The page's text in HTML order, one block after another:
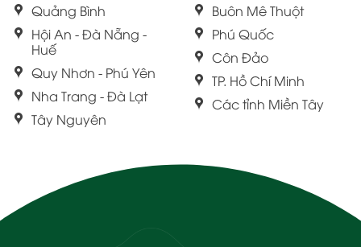
Quảng Bình
Hội An - Đà Nẵng -
Huế
Quy Nhơn - Phú Yên
Nha Trang - Đà Lạt
Tây Nguyên
Buôn Mê Thuột
Phú Quốc
Côn Đảo
TP. Hồ Chí Minh
Các tỉnh Miền Tây